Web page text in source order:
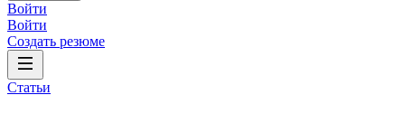
Войти
Войти
Создать резюме
Статьи